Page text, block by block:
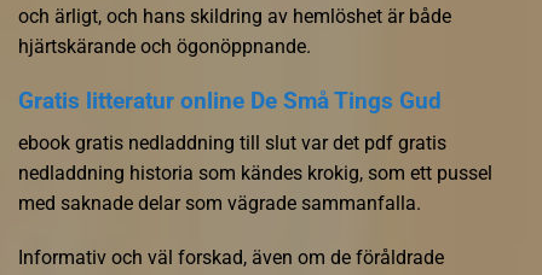
och ärligt, och hans skildring av hemlöshet är både
hjärtskärande och ögonöppnande.
Gratis litteratur online De Små Tings Gud
ebook gratis nedladdning till slut var det pdf gratis
nedladdning historia som kändes krokig, som ett pussel
med saknade delar som vägrade sammanfalla.
Informativ och väl forskad, även om de föråldrade